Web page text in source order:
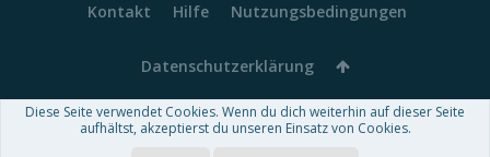
Kontakt Hilfe Nutzungsbedingungen
Datenschutzerklärung
Forum software by XenForo™-Deutsch von xenDach
Diese Seite verwendet Cookies. Wenn du dich weiterhin auf dieser Seite
aufhältst, akzeptierst du unseren Einsatz von Cookies.